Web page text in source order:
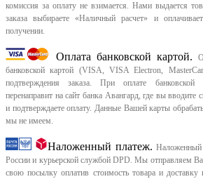
комиссия за оплату не взимается. Нами выдается
заказа выбираете «Наличный расчет» и
получении.
Оплата банковской картой.
банковской картой (VISA, VISA Electron,
подтверждения заказа. При оплате банковской
перенаправит на сайт банка Авангард, где вы вводите
и подтверждаете оплату. Данные Вашей карты
мы не имеем.
Наложенный платеж. Наложенный
России и курьерской службой DPD. Мы отправляем
свою посылку оплатив стоимость товара и